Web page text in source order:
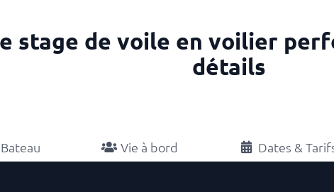
stage de voile en voilier
détails
Bateau Vie à bord Dates &